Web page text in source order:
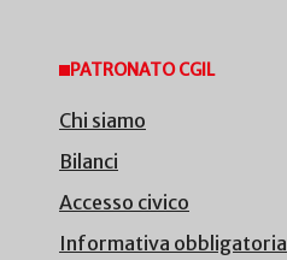
PATRONATO CGIL
Chi siamo
Bilanci
Accesso civico
Informativa obbligatoria